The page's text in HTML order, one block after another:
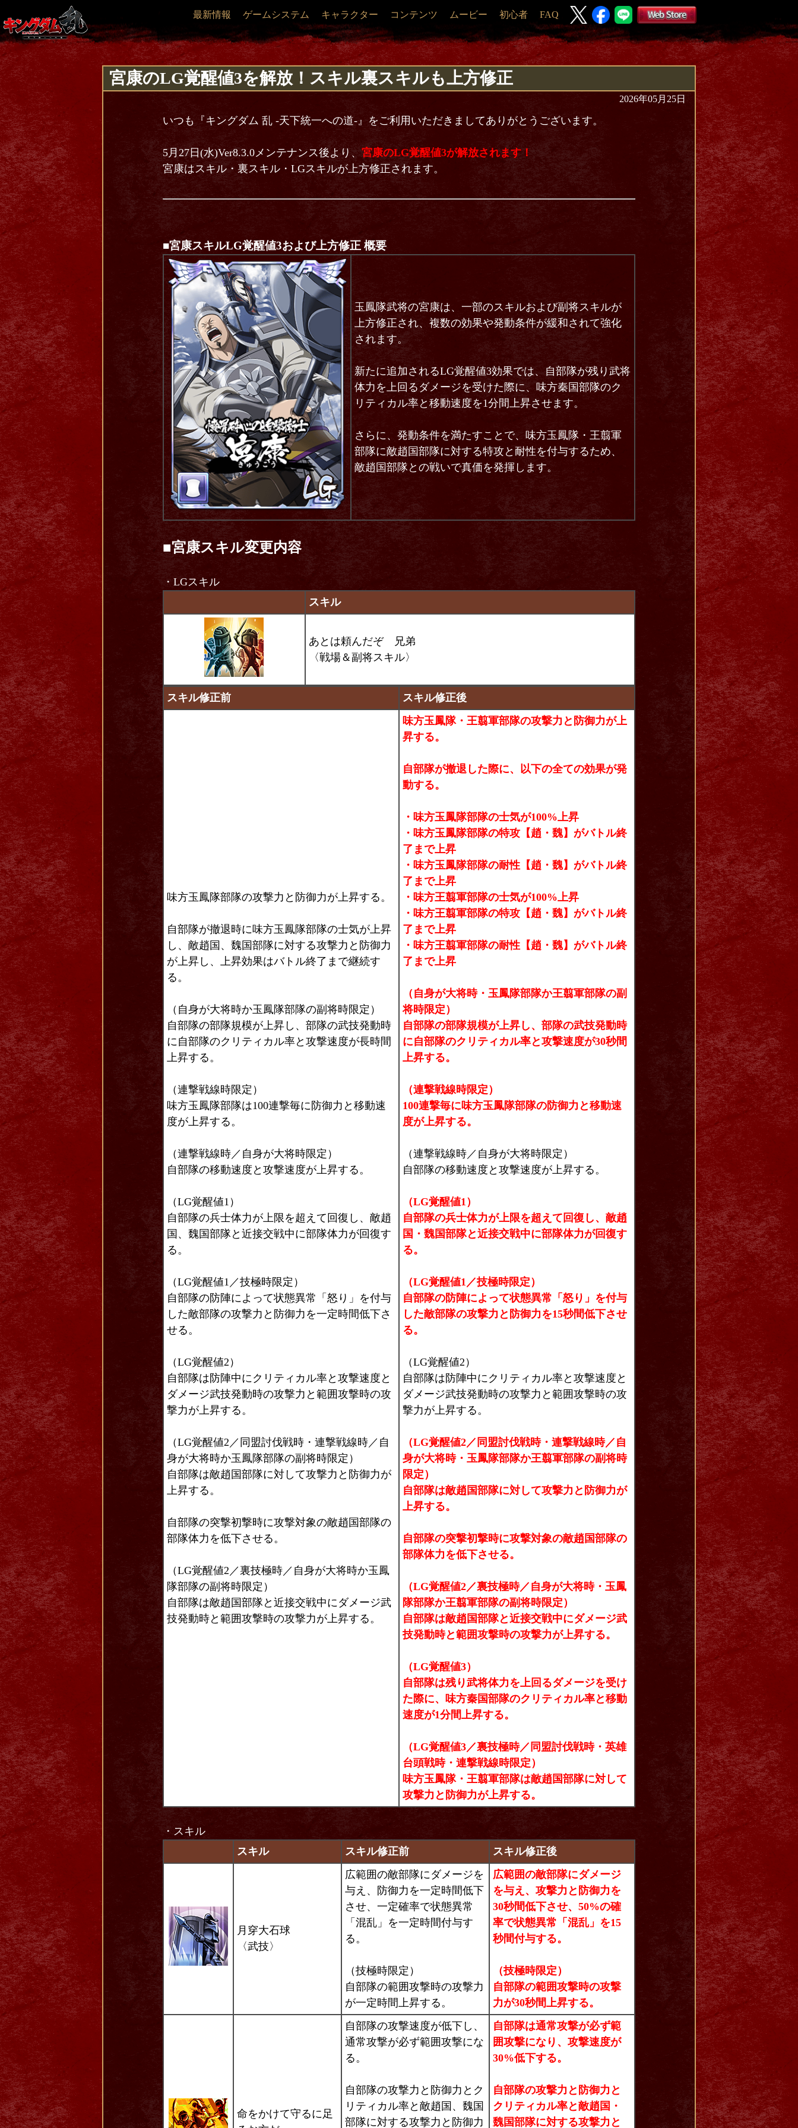
最新情報 ゲームシステム キャラクター コンテンツ ムービー 初心者 FAQ
宮康のLG覚醒値3を解放！スキル裏スキルも上方修正
2026年05月25日
いつも『キングダム 乱 -天下統一への道-』をご利用いただきましてありがとうございます。
5月27日(水)Ver8.3.0メンテナンス後より、宮康のLG覚醒値3が解放されます！
宮康はスキル・裏スキル・LGスキルが上方修正されます。
■宮康スキルLG覚醒値3および上方修正 概要
玉鳳隊武将の宮康は、一部のスキルおよび副将スキルが
上方修正され、複数の効果や発動条件が緩和されて強化
されます。
新たに追加されるLG覚醒値3効果では、自部隊が残り武将
体力を上回るダメージを受けた際に、味方秦国部隊のク
リティカル率と移動速度を1分間上昇させます。
さらに、発動条件を満たすことで、味方玉鳳隊・王翦軍
部隊に敵趙国部隊に対する特攻と耐性を付与するため、
敵趙国部隊との戦いで真価を発揮します。
■宮康スキル変更内容
・LGスキル
スキル
あとは頼んだぞ 兄弟
〈戦場＆副将スキル〉
スキル修正前 スキル修正後
味方玉鳳隊部隊の攻撃力と防御力が上昇する。
自部隊が撤退時に味方玉鳳隊部隊の士気が上昇
し、敵趙国、魏国部隊に対する攻撃力と防御力
が上昇し、上昇効果はバトル終了まで継続す
る。
（自身が大将時か玉鳳隊部隊の副将時限定）
自部隊の部隊規模が上昇し、部隊の武技発動時
に自部隊のクリティカル率と攻撃速度が長時間
上昇する。
（連撃戦線時限定）
味方玉鳳隊部隊は100連撃毎に防御力と移動速
度が上昇する。
（連撃戦線時／自身が大将時限定）
自部隊の移動速度と攻撃速度が上昇する。
（LG覚醒値1）
自部隊の兵士体力が上限を超えて回復し、敵趙
国、魏国部隊と近接交戦中に部隊体力が回復す
る。
（LG覚醒値1／技極時限定）
自部隊の防陣によって状態異常「怒り」を付与
した敵部隊の攻撃力と防御力を一定時間低下さ
せる。
（LG覚醒値2）
自部隊は防陣中にクリティカル率と攻撃速度と
ダメージ武技発動時の攻撃力と範囲攻撃時の攻
撃力が上昇する。
（LG覚醒値2／同盟討伐戦時・連撃戦線時／自
身が大将時か玉鳳隊部隊の副将時限定）
自部隊は敵趙国部隊に対して攻撃力と防御力が
上昇する。
自部隊の突撃初撃時に攻撃対象の敵趙国部隊の
部隊体力を低下させる。
（LG覚醒値2／裏技極時／自身が大将時か玉鳳
隊部隊の副将時限定）
自部隊は敵趙国部隊と近接交戦中にダメージ武
技発動時と範囲攻撃時の攻撃力が上昇する。
味方玉鳳隊・王翦軍部隊の攻撃力と防御力が上
昇する。
自部隊が撤退した際に、以下の全ての効果が発
動する。
・味方玉鳳隊部隊の士気が100%上昇
・味方玉鳳隊部隊の特攻【趙・魏】がバトル終
了まで上昇
・味方玉鳳隊部隊の耐性【趙・魏】がバトル終
了まで上昇
・味方王翦軍部隊の士気が100%上昇
・味方王翦軍部隊の特攻【趙・魏】がバトル終
了まで上昇
・味方王翦軍部隊の耐性【趙・魏】がバトル終
了まで上昇
（自身が大将時・玉鳳隊部隊か王翦軍部隊の副
将時限定）
自部隊の部隊規模が上昇し、部隊の武技発動時
に自部隊のクリティカル率と攻撃速度が30秒間
上昇する。
（連撃戦線時限定）
100連撃毎に味方玉鳳隊部隊の防御力と移動速
度が上昇する。
（連撃戦線時／自身が大将時限定）
自部隊の移動速度と攻撃速度が上昇する。
（LG覚醒値1）
自部隊の兵士体力が上限を超えて回復し、敵趙
国・魏国部隊と近接交戦中に部隊体力が回復す
る。
（LG覚醒値1／技極時限定）
自部隊の防陣によって状態異常「怒り」を付与
した敵部隊の攻撃力と防御力を15秒間低下させ
る。
（LG覚醒値2）
自部隊は防陣中にクリティカル率と攻撃速度と
ダメージ武技発動時の攻撃力と範囲攻撃時の攻
撃力が上昇する。
（LG覚醒値2／同盟討伐戦時・連撃戦線時／自
身が大将時・玉鳳隊部隊か王翦軍部隊の副将時
限定）
自部隊は敵趙国部隊に対して攻撃力と防御力が
上昇する。
自部隊の突撃初撃時に攻撃対象の敵趙国部隊の
部隊体力を低下させる。
（LG覚醒値2／裏技極時／自身が大将時・玉鳳
隊部隊か王翦軍部隊の副将時限定）
自部隊は敵趙国部隊と近接交戦中にダメージ武
技発動時と範囲攻撃時の攻撃力が上昇する。
（LG覚醒値3）
自部隊は残り武将体力を上回るダメージを受け
た際に、味方秦国部隊のクリティカル率と移動
速度が1分間上昇する。
（LG覚醒値3／裏技極時／同盟討伐戦時・英雄
台頭戦時・連撃戦線時限定）
味方玉鳳隊・王翦軍部隊は敵趙国部隊に対して
攻撃力と防御力が上昇する。
・スキル
スキル
スキル修正前 スキル修正後
月穿大石球
〈武技〉
広範囲の敵部隊にダメージを
与え、防御力を一定時間低下
させ、一定確率で状態異常
「混乱」を一定時間付与す
る。
（技極時限定）
自部隊の範囲攻撃時の攻撃力
が一定時間上昇する。
広範囲の敵部隊にダメージ
を与え、攻撃力と防御力を
30秒間低下させ、50%の確
率で状態異常「混乱」を15
秒間付与する。
（技極時限定）
自部隊の範囲攻撃時の攻撃
力が30秒間上昇する。
命をかけて守るに足
自部隊の攻撃速度が低下し、
通常攻撃が必ず範囲攻撃にな
る。
自部隊の攻撃力と防御力とク
リティカル率と敵趙国、魏国
部隊に対する攻撃力と防御力
自部隊は通常攻撃が必ず範
囲攻撃になり、攻撃速度が
30%低下する。
自部隊の攻撃力と防御力と
クリティカル率と敵趙国・
魏国部隊に対する攻撃力と